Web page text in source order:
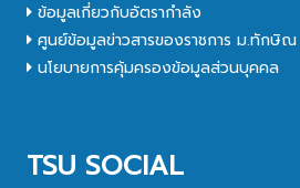
ข้อมูลเกี่ยวกับอัตรากำลัง
ศูนย์ข้อมูลข่าวสารของราชการ ม.ทักษิณ
นโยบายการคุ้มครองข้อมูลส่วนบุคคล
TSU SOCIAL